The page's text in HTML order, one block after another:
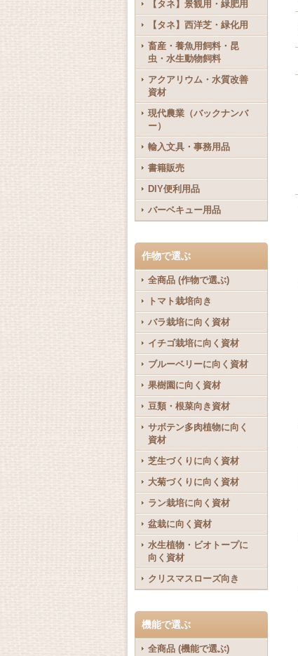
【タネ】景観用・緑肥用
【タネ】西洋芝・緑化用
畜産・養魚用飼料・昆
虫・水生動物飼料
アクアリウム・水質改善
資材
現代農業（バックナンバ
ー）
輸入文具・事務用品
書籍販売
DIY便利用品
バーベキュー用品
作物で選ぶ
全商品 (作物で選ぶ)
トマト栽培向き
バラ栽培に向く資材
イチゴ栽培に向く資材
ブルーベリーに向く資材
果樹園に向く資材
豆類・根菜向き資材
サボテン多肉植物に向く
資材
芝生づくりに向く資材
大菊づくりに向く資材
ラン栽培に向く資材
盆栽に向く資材
水生植物・ビオトープに
向く資材
クリスマスローズ向き
機能で選ぶ
全商品 (機能で選ぶ)